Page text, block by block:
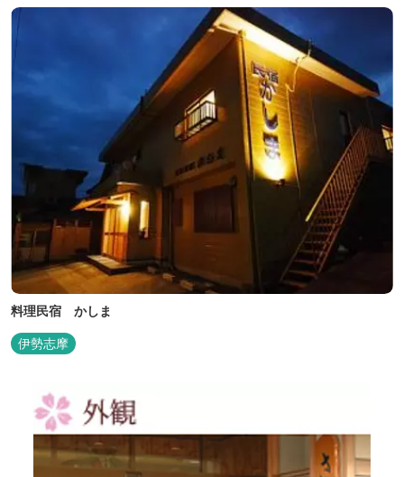
料理民宿 かしま
伊勢志摩